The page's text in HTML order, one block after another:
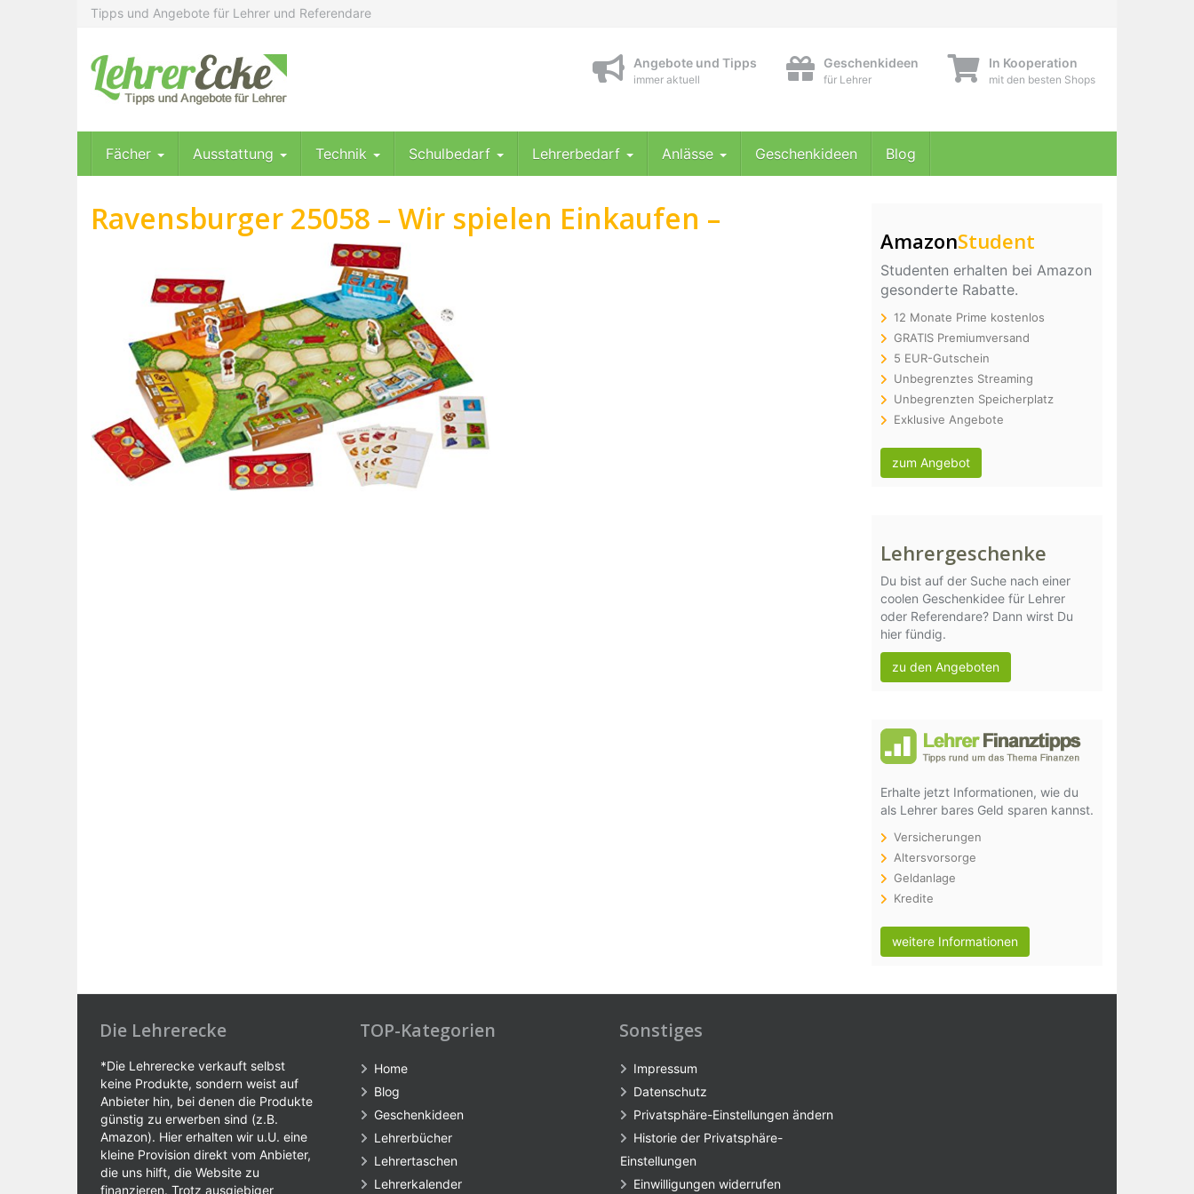
Tipps und Angebote für Lehrer und Referendare
Angebote und Tipps
immer aktuell
Geschenkideen
für Lehrer
In Kooperation
mit den besten Shops
Fächer Ausstattung Technik Schulbedarf Lehrerbedarf Anlässe Geschenkideen Blog
Ravensburger 25058 – Wir spielen Einkaufen –
AmazonStudent
Studenten erhalten bei Amazon
gesonderte Rabatte.
12 Monate Prime kostenlos
GRATIS Premiumversand
5 EUR-Gutschein
Unbegrenztes Streaming
Unbegrenzten Speicherplatz
Exklusive Angebote
zum Angebot
Lehrergeschenke
Du bist auf der Suche nach einer
coolen Geschenkidee für Lehrer
oder Referendare? Dann wirst Du
hier fündig.
zu den Angeboten
Erhalte jetzt Informationen, wie du
als Lehrer bares Geld sparen kannst.
Versicherungen
Altersvorsorge
Geldanlage
Kredite
weitere Informationen
Die Lehrerecke
*Die Lehrerecke verkauft selbst
keine Produkte, sondern weist auf
Anbieter hin, bei denen die Produkte
günstig zu erwerben sind (z.B.
Amazon). Hier erhalten wir u.U. eine
kleine Provision direkt vom Anbieter,
die uns hilft, die Website zu
finanzieren. Trotz ausgiebiger
TOP-Kategorien
Home
Blog
Geschenkideen
Lehrerbücher
Lehrertaschen
Lehrerkalender
Sonstiges
Impressum
Datenschutz
Privatsphäre-Einstellungen ändern
Historie der Privatsphäre-
Einstellungen
Einwilligungen widerrufen